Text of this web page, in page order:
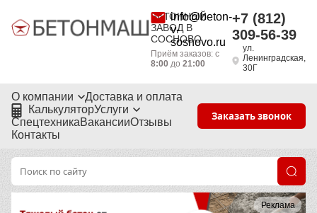
БЕТОННЫЙ
ЗАВОД В
СОСНОВО
info@beton-
v-
sosnovo.ru
Приём заказов: с
8:00 до 21:00
+7 (812)
309-56-39
ул.
Ленинградская,
30Г
О компании
Доставка и оплата
КалькуляторУслуги
СпецтехникаВакансииОтзывы
Контакты
Заказать звонок
Реклама